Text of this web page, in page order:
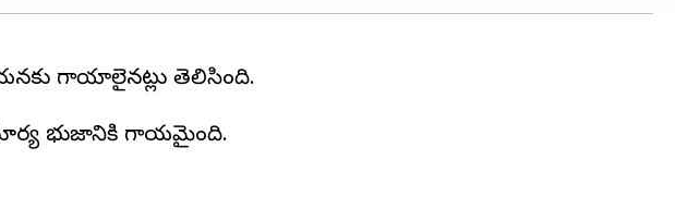
గాయాలైనట్లు తెలిసింది.
భుజానికి గాయమైంది.